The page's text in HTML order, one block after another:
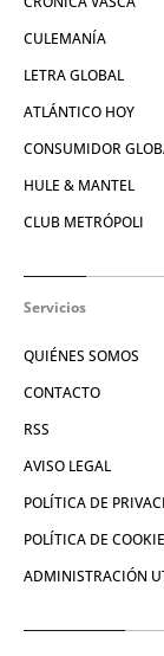
CULEMANÍA
LETRA GLOBAL
ATLÁNTICO HOY
CONSUMIDOR
HULE & MANTEL
CLUB METRÓPOLI
Servicios
QUIÉNES SOMOS
CONTACTO
RSS
AVISO LEGAL
POLÍTICA DE
POLÍTICA DE
ADMINISTRACIÓN